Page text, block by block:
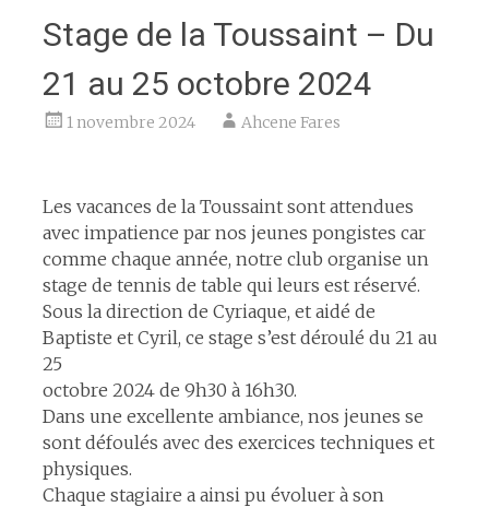
Stage de la Toussaint – Du
21 au 25 octobre 2024
1 novembre 2024 Ahcene Fares
Les vacances de la Toussaint sont attendues
avec impatience par nos jeunes pongistes car
comme chaque année, notre club organise un
stage de tennis de table qui leurs est réservé.
Sous la direction de Cyriaque, et aidé de
Baptiste et Cyril, ce stage s’est déroulé du 21 au
25
octobre 2024 de 9h30 à 16h30.
Dans une excellente ambiance, nos jeunes se
sont défoulés avec des exercices techniques et
physiques.
Chaque stagiaire a ainsi pu évoluer à son